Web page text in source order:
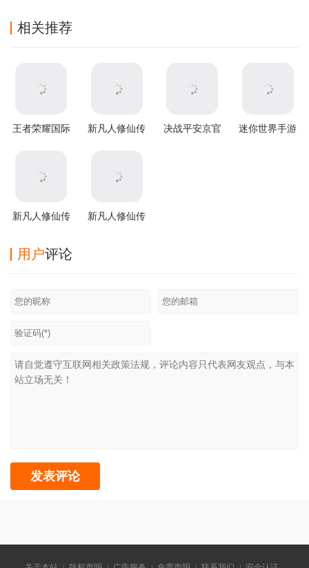
相关推荐
王者荣耀国际
新凡人修仙传
决战平安京官
迷你世界手游
新凡人修仙传
新凡人修仙传
用户评论